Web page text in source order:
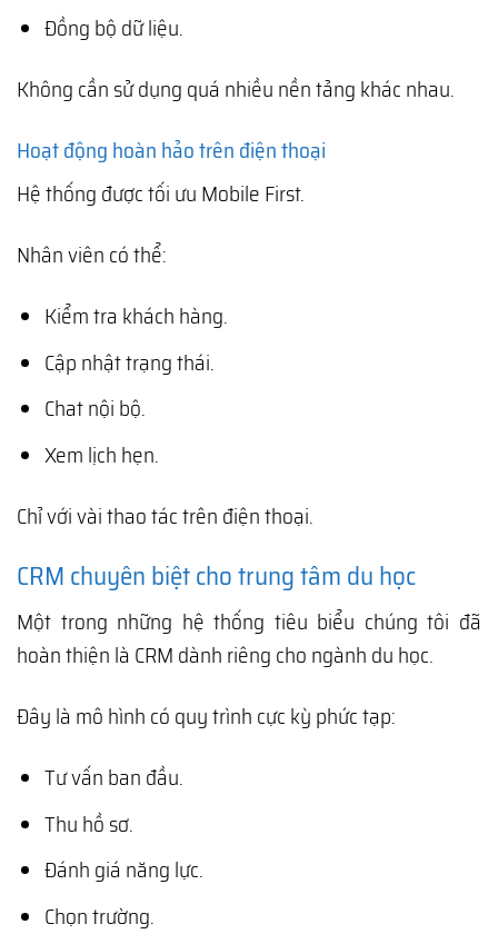
Đồng bộ dữ liệu.
Không cần sử dụng quá nhiều nền tảng khác nhau.
Hoạt động hoàn hảo trên điện thoại
Hệ thống được tối ưu Mobile First.
Nhân viên có thể:
Kiểm tra khách hàng.
Cập nhật trạng thái.
Chat nội bộ.
Xem lịch hẹn.
Chỉ với vài thao tác trên điện thoại.
CRM chuyên biệt cho trung tâm du học
Một trong những hệ thống tiêu biểu chúng tôi đã
hoàn thiện là CRM dành riêng cho ngành du học.
Đây là mô hình có quy trình cực kỳ phức tạp:
Tư vấn ban đầu.
Thu hồ sơ.
Đánh giá năng lực.
Chọn trường.